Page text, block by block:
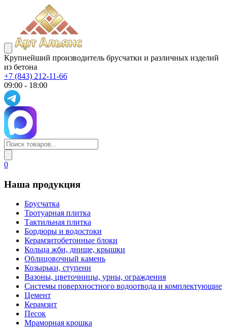
Крупнейший производитель брусчатки и различных изделий
из бетона
+7 (843) 212-11-66
09:00 - 18:00
0
Наша продукция
Брусчатка
Тротуарная плитка
Тактильная плитка
Бордюры и водостоки
Керамзитобетонные блоки
Кольца жби, днище, крышки
Облицовочный камень
Козырьки, ступени
Вазоны, цветочницы, урны, ограждения
Системы поверхностного водоотвода и комплектующие
Цемент
Керамзит
Песок
Мраморная крошка